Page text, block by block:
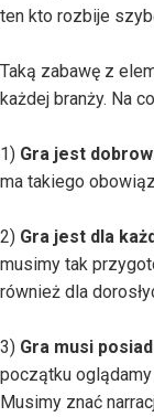
ten kto rozbije
Taką zabawę z
każdej branży. Na
1) Gra jest
ma takiego
2) Gra jest dla
musimy tak
również dla
3) Gra musi
początku
Musimy znać